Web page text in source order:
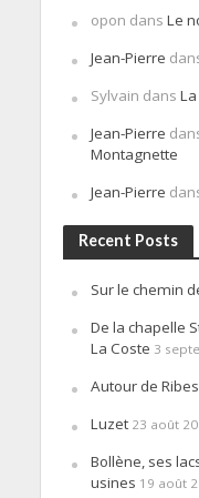
opon dans Le
Jean-Pierre
Sylvain dans
Jean-Pierre
Montagnette
Jean-Pierre
Recent Posts
Sur le chemin
De la chapelle
La Coste 3
Autour de Ribes
Luzet 23 août
Bollène, ses
usines 19 août